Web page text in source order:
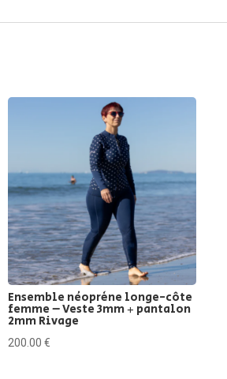
Ensemble néoprène longe-côte
femme – Veste 3mm + pantalon
2mm Rivage
200.00€